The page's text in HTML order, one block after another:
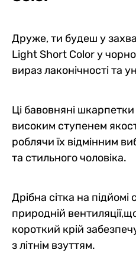
Друже, ти будеш у
Light Short Color у
вираз лаконічності та
Ці бавовняні
високим ступенем
роблячи їх відмінним
та стильного чоловіка.
Дрібна сітка на
природній
короткий крій
з літнім взуттям.